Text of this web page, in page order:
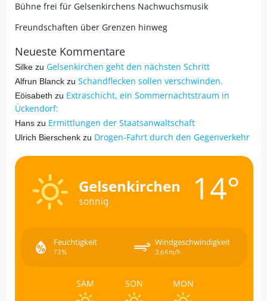
Bühne frei für Gelsenkirchens Nachwuchsmusik
Freundschaften über Grenzen hinweg
Neueste Kommentare
Silke zu Gelsenkirchen geht den nächsten Schritt
Alfrun Blanck zu Schandflecken sollen verschwinden.
Eöisabeth zu Extraschicht, ein Sommernachtstraum in
Ückendorf:
Hans zu Ermittlungen der Staatsanwaltschaft
Ulrich Bierschenk zu Drogen-Fahrt durch den Gegenverkehr
Gelsenkirchen
sonnig 14°
Feuchtigkeit
73%
Windgeschwindigkeit
3.6Km/h
SAM SON MON